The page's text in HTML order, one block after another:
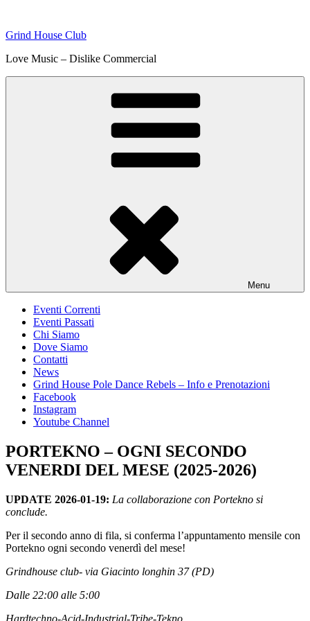
content
Grind House Club
Love Music – Dislike Commercial
Menu
Eventi Correnti
Eventi Passati
Chi Siamo
Dove Siamo
Contatti
News
Grind House Pole Dance Rebels – Info e Prenotazioni
Facebook
Instagram
Youtube Channel
PORTEKNO – OGNI SECONDO
VENERDI DEL MESE (2025-2026)
UPDATE 2026-01-19: La collaborazione con Portekno si
conclude.
Per il secondo anno di fila, si conferma l’appuntamento mensile con
Portekno ogni secondo venerdì del mese!
Grindhouse club- via Giacinto longhin 37 (PD)
Dalle 22:00 alle 5:00
Hardtechno-Acid-Industrial-Tribe-Tekno